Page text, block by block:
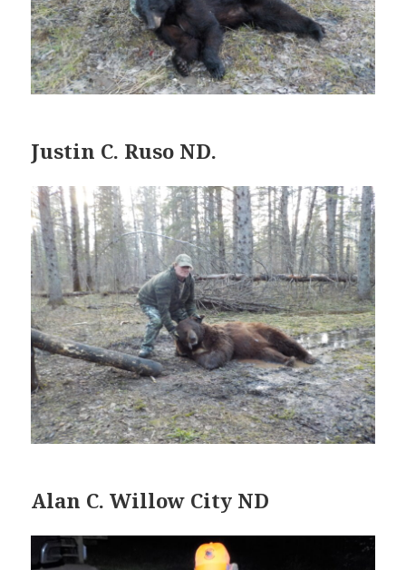
Justin C. Ruso ND.
Alan C. Willow City ND